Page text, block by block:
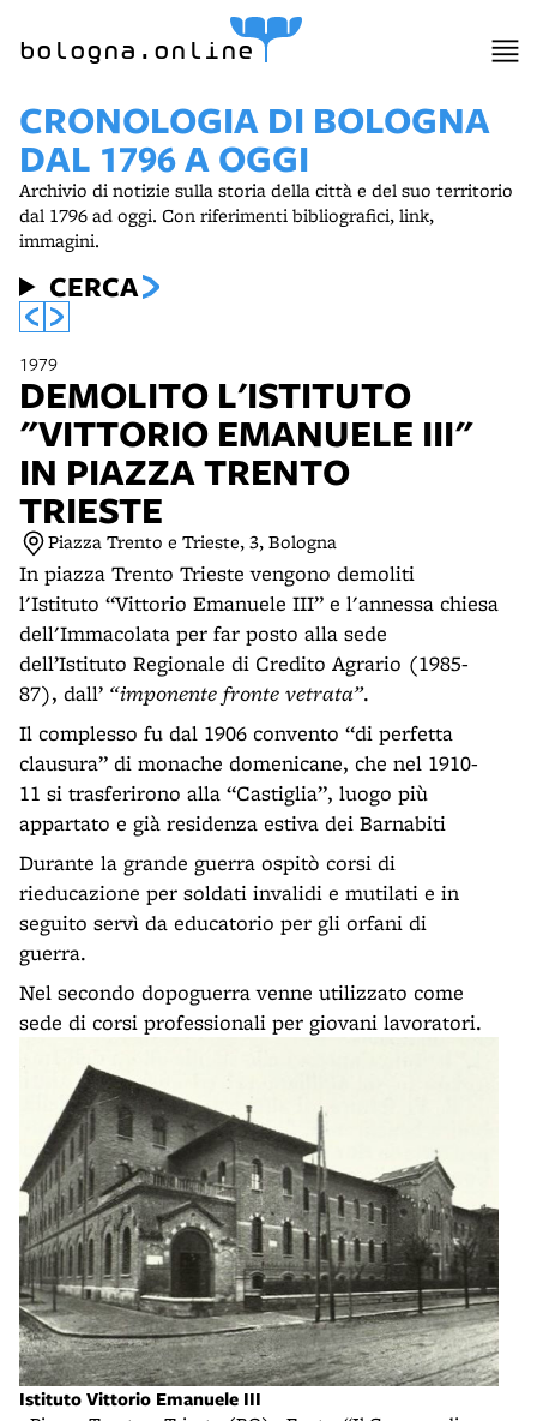
bologna.online
CRONOLOGIA DI BOLOGNA
DAL 1796 A OGGI
Archivio di notizie sulla storia della città e del suo territorio
dal 1796 ad oggi. Con riferimenti bibliografici, link,
immagini.
CERCA
1979
DEMOLITO L'ISTITUTO
"VITTORIO EMANUELE III"
IN PIAZZA TRENTO
TRIESTE
Piazza Trento e Trieste, 3, Bologna
In piazza Trento Trieste vengono demoliti
l'Istituto “Vittorio Emanuele III” e l'annessa chiesa
dell'Immacolata per far posto alla sede
dell’Istituto Regionale di Credito Agrario (1985-
87), dall’ “imponente fronte vetrata”.
Il complesso fu dal 1906 convento “di perfetta
clausura” di monache domenicane, che nel 1910-
11 si trasferirono alla “Castiglia”, luogo più
appartato e già residenza estiva dei Barnabiti
Durante la grande guerra ospitò corsi di
rieducazione per soldati invalidi e mutilati e in
seguito servì da educatorio per gli orfani di
guerra.
Nel secondo dopoguerra venne utilizzato come
sede di corsi professionali per giovani lavoratori.
Istituto Vittorio Emanuele III